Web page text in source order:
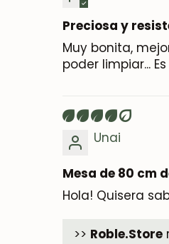
Preciosa y
Muy bonita,
poder limpiar...
Unai
Mesa de 80 cm
Hola! Quisera
>> Roble.Store